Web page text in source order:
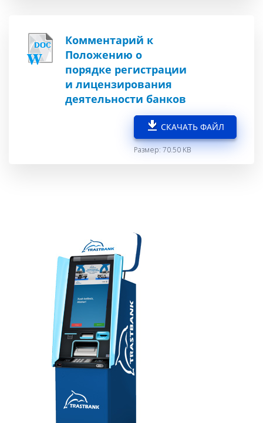
Комментарий к
Положению о
порядке регистрации
и лицензирования
деятельности банков
СКАЧАТЬ ФАЙЛ
Размер: 70.50 KB